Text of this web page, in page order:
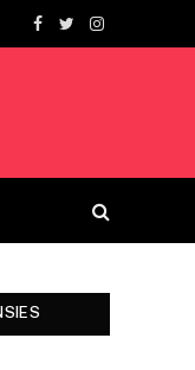
Facebook
TwitterInstagram